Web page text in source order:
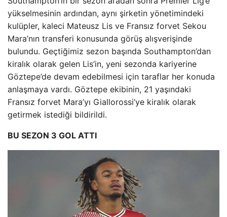
yükselmesinin ardından, aynı şirketin yönetimindeki
kulüpler, kaleci Mateusz Lis ve Fransız forvet Sekou
Mara’nın transferi konusunda görüş alışverişinde
bulundu. Geçtiğimiz sezon başında Southampton’dan
kiralık olarak gelen Lis’in, yeni sezonda kariyerine
Göztepe’de devam edebilmesi için taraflar her konuda
anlaşmaya vardı. Göztepe ekibinin, 21 yaşındaki
Fransız forvet Mara’yı Giallorossi’ye kiralık olarak
getirmek istediği bildirildi.
BU SEZON 3 GOL ATTI